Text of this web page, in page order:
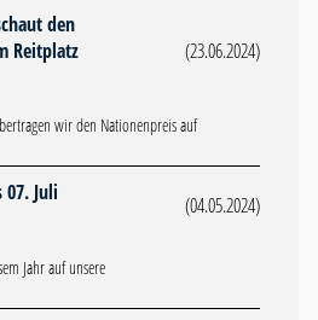
den
Reitplatz
(23.06.2024)
wir den Nationenpreis auf
Juli
(04.05.2024)
Jahr auf unsere